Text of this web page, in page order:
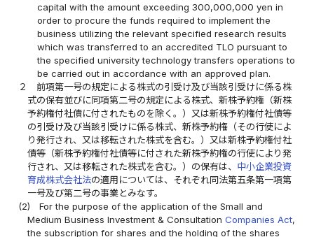
capital with the amount exceeding 300,000,000 yen in
order to procure the funds required to implement the
business utilizing the relevant specified research results
which was transferred to an accredited TLO pursuant to
the specified university technology transfers operations to
be carried out in accordance with an approved plan.
２
前項第一号の規定による株式の引受け及び当該引受けに係る株
式の保有並びに同項第二号の規定による株式、新株予約権（新株
予約権付社債に付されたものを除く。）又は新株予約権付社債等
の引受け及び当該引受けに係る株式、新株予約権（その行使によ
り発行され、又は移転された株式を含む。）又は新株予約権付社
債等（新株予約権付社債等に付された新株予約権の行使により発
行され、又は移転された株式を含む。）の保有は、 中小企業投資
育成株式会社法の適用については、それぞれ同法第五条第一項第
一号及び第二号の事業とみなす。
(2)
For the purpose of the application of the Small and
Medium Business Investment & ConsultationCompanies Act,
the subscription for shares and the holding of the shares